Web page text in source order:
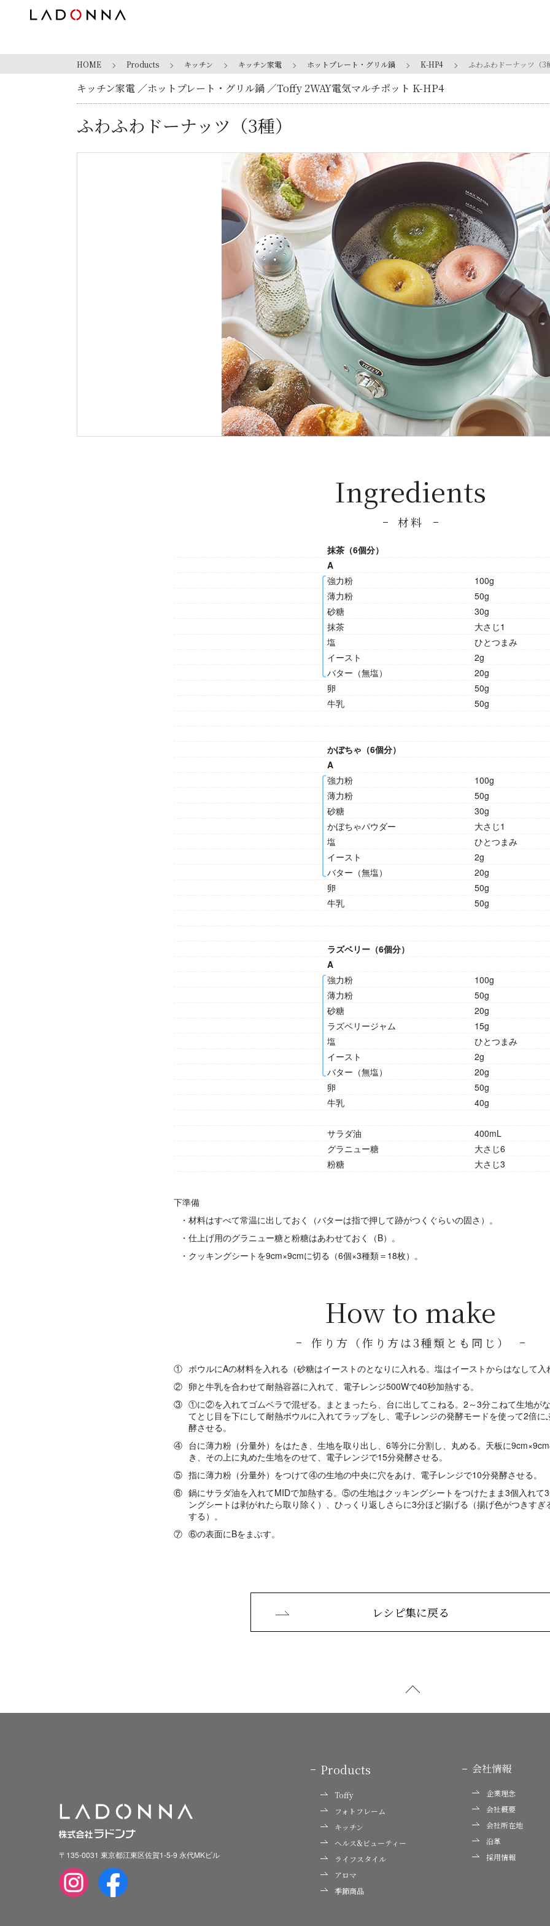
HOME Products キッチン キッチン家電 ホットプレート・グリル鍋 K-HP4 ふわふわドーナッツ（3
キッチン家電 ホットプレート・グリル鍋 Toffy 2WAY電気マルチポット K-HP4
ふわふわドーナッツ（3種）
Ingredients
材料
抹茶（6個分）
A
強力粉
100g
薄力粉
50g
砂糖
30g
抹茶
大さじ1
塩
ひとつまみ
イースト
2g
バター（無塩）
20g
卵
50g
牛乳
50g
かぼちゃ（6個分）
A
強力粉
100g
薄力粉
50g
砂糖
30g
かぼちゃパウダー
大さじ1
塩
ひとつまみ
イースト
2g
バター（無塩）
20g
卵
50g
牛乳
50g
ラズベリー（6個分）
A
強力粉
100g
薄力粉
50g
砂糖
20g
ラズベリージャム
15g
塩
ひとつまみ
イースト
2g
バター（無塩）
20g
卵
50g
牛乳
40g
サラダ油
400mL
グラニュー糖
大さじ6
粉糖
大さじ3
下準備
・材料はすべて常温に出しておく（バターは指で押して跡がつくぐらいの固さ）。
・仕上げ用のグラニュー糖と粉糖はあわせておく（B）。
・クッキングシートを9cm×9cmに切る（6個×3種類＝18枚）。
How to make
作り方（作り方は3種類とも同じ）
① ボウルにAの材料を入れる（砂糖はイーストのとなりに入れる。塩はイーストからはなして入
② 卵と牛乳を合わせて耐熱容器に入れて、電子レンジ500Wで40秒加熱する。
③ ①に②を入れてゴムベラで混ぜる。まとまったら、台に出してこねる。2～3分こねて生地が
てとじ目を下にして耐熱ボウルに入れてラップをし、電子レンジの発酵モードを使って2倍
酵させる。
④ 台に薄力粉（分量外）をはたき、生地を取り出し、6等分に分割し、丸める。天板に
き、その上に丸めた生地をのせて、電子レンジで15分発酵させる。
⑤ 指に薄力粉（分量外）をつけて④の生地の中央に穴をあけ、電子レンジで10分発酵させる。
⑥ 鍋にサラダ油を入れてMIDで加熱する。⑤の生地はクッキングシートをつけたまま3個入れて
ングシートは剥がれたら取り除く）、ひっくり返しさらに3分ほど揚げる（揚げ色がつきすぎ
する）。
⑦ ⑥の表面にBをまぶす。
レシピ集に戻る
〒135-0031 東京都江東区佐賀1-5-9 永代MKビル
Products
Toffy
フォトフレーム
キッチン
ヘルス&ビューティー
ライフスタイル
アロマ
季節商品
会社情報
企業理念
会社概要
会社所在地
沿革
採用情報